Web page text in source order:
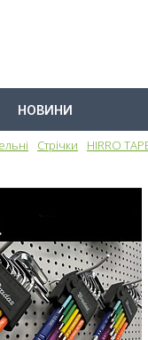
НОВИНИ
Стрічки HIRRO